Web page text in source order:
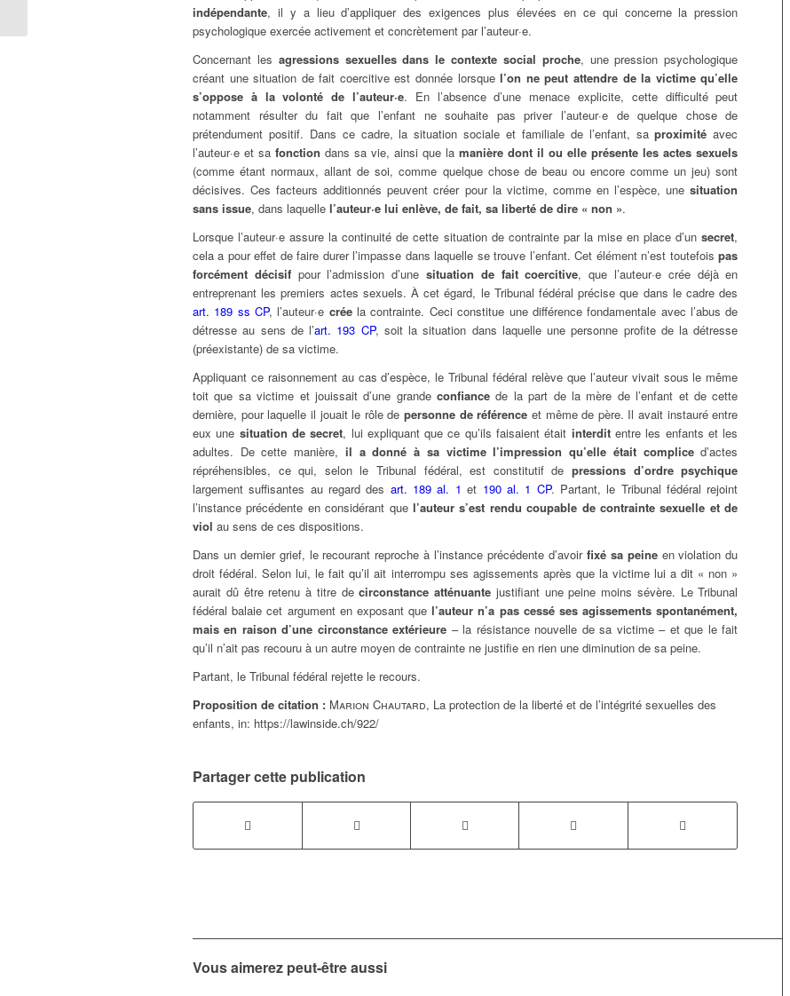
indépendante, il y a lieu d’appliquer des exigences plus élevées en ce qui concerne la pression
psychologique exercée activement et concrètement par l’auteur·e.
Concernant les agressions sexuelles dans le contexte social proche, une pression psychologique
créant une situation de fait coercitive est donnée lorsquel’on ne peut attendre de la victime qu’elle
s’oppose à la volonté de l’auteur·e. En l’absence d’une menace explicite, cette difficulté peut
notamment résulter du fait que l’enfant ne souhaite pas priver l’auteur·e de quelque chose de
prétendument positif. Dans ce cadre, la situation sociale et familiale de l’enfant, saproximité avec
l’auteur·e et safonction dans sa vie, ainsi que lamanière dont il ou elle présente les actes sexuels
(comme étant normaux, allant de soi, comme quelque chose de beau ou encore comme un jeu) sont
décisives. Ces facteurs additionnés peuvent créer pour la victime, comme en l’espèce, unesituation
sans issue, dans laquelle l’auteur·e lui enlève, de fait, sa liberté de dire « non ».
Lorsque l’auteur·e assure la continuité de cette situation de contrainte par la mise en place d’unsecret,
cela a pour effet de faire durer l’impasse dans laquelle se trouve l’enfant. Cet élément n’est toutefoispas
forcément décisifpour l’admission d’une situation de fait coercitive, que l’auteur·e crée déjà en
entreprenant les premiers actes sexuels. À cet égard, le Tribunal fédéral précise que dans le cadre des
art. 189 ss CP, l’auteur·e créela contrainte. Ceci constitue une différence fondamentale avec l’abus de
détresse au sens de l’art. 193 CP, soit la situation dans laquelle une personne profite de la détresse
(préexistante) de sa victime.
Appliquant ce raisonnement au cas d’espèce, le Tribunal fédéral relève que l’auteur vivait sous le même
toit que sa victime et jouissait d’une grandeconfiance de la part de la mère de l’enfant et de cette
dernière, pour laquelle il jouait le rôle depersonne de référence et même de père. Il avait instauré entre
eux une situation de secret, lui expliquant que ce qu’ils faisaient était interditentre les enfants et les
adultes. De cette manière, il a donné à sa victime l’impression qu’elle était compliced’actes
répréhensibles, ce qui, selon le Tribunal fédéral, est constitutif depressions d’ordre psychique
largement suffisantes au regard des art. 189 al. 1 et 190 al. 1 CP. Partant, le Tribunal fédéral rejoint
l’instance précédente en considérant quel’auteur s’est rendu coupable de contrainte sexuelle et de
viol au sens de ces dispositions.
Dans un dernier grief, le recourant reproche à l’instance précédente d’avoir fixé sa peineen violation du
droit fédéral. Selon lui, le fait qu’il ait interrompu ses agissements après que la victime lui a dit « non »
aurait dû être retenu à titre decirconstance atténuante justifiant une peine moins sévère. Le Tribunal
fédéral balaie cet argument en exposant quel’auteur n’a pas cessé ses agissements spontanément,
mais en raison d’une circonstance extérieure – la résistance nouvelle de sa victime – et que le fait
qu’il n’ait pas recouru à un autre moyen de contrainte ne justifie en rien une diminution de sa peine.
Partant, le Tribunal fédéral rejette le recours.
Proposition de citation : Marion Chautard, La protection de la liberté et de l’intégrité sexuelles des
enfants, in: https://lawinside.ch/922/
Partager cette publication
Vous aimerez peut-être aussi